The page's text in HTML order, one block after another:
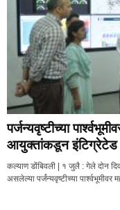
पर्जन्यवृष्टीच्या
आयुक्तांकडून
कल्याण डोंबिवली | १ जुलै : गेले दोन
असलेल्या पर्जंन्यवृष्टीच्या